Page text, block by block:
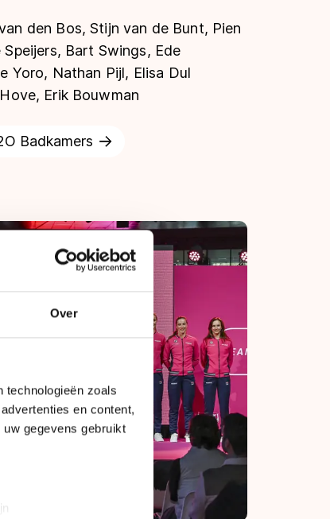
Over
technologieën zoals
en content,
gegevens gebruikt
den Bos, Stijn van de Bunt, Pien
Bart Swings, Ede
Yoro, Nathan Pijl, Elisa Dul
Erik Bouwman
Badkamers